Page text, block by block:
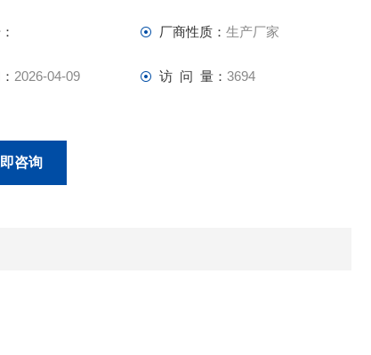
厂商性质： 生产厂家
2026-04-09 访 问 量： 3694
咨询